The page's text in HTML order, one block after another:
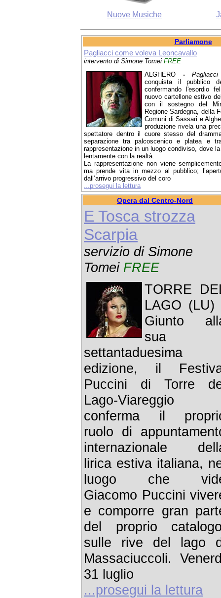
Nuove Musiche
Parliamone
Pagliacci come voleva Leoncavallo
intervento di Simone Tomei FREE
ALGHERO -Pagliacci
conquista il pubblico
confermando l'esordio
nuovo cartellone estivo
con il sostegno del
Regione Sardegna, della
Comuni di Sassari e
produzione rivela una
spettatore dentro il cuore stesso del
separazione tra palcoscenico e platea e
rappresentazione in un luogo condiviso, dove
lentamente con la realtà.
La rappresentazione non viene
ma prende vita in mezzo al pubblico;
dall’arrivo progressivo del coro
...prosegui la lettura
Opera dal Centro-Nord
E Tosca strozza
Scarpia
servizio di Simone
Tomei FREE
TORRE
LAGO (LU)
Giunto
sua
settantaduesima
edizione, il
Puccini di Torre
Lago-Viareggio
conferma il
ruolo di
internazionale
lirica estiva italiana,
luogo che
Giacomo Puccini
e comporre gran
del proprio
sulle rive del lago
Massaciuccoli.
31 luglio
...prosegui la lettura